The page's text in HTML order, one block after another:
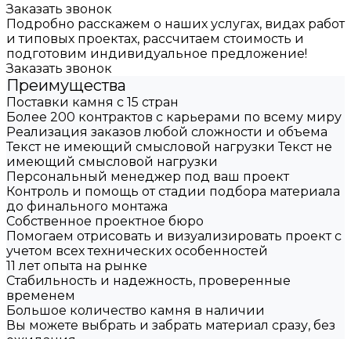
Заказать звонок
Подробно расскажем о наших услугах, видах работ
и типовых проектах, рассчитаем стоимость и
подготовим индивидуальное предложение!
Заказать звонок
Преимущества
Поставки камня с 15 стран
Более 200 контрактов с карьерами по всему миру
Реализация заказов любой сложности и объема
Текст не имеющий смысловой нагрузки Текст не
имеющий смысловой нагрузки
Персональный менеджер под ваш проект
Контроль и помощь от стадии подбора материала
до финального монтажа
Собственное проектное бюро
Помогаем отрисовать и визуализировать проект с
учетом всех технических особенностей
11 лет опыта на рынке
Стабильность и надежность, проверенные
временем
Большое количество камня в наличии
Вы можете выбрать и забрать материал сразу, без